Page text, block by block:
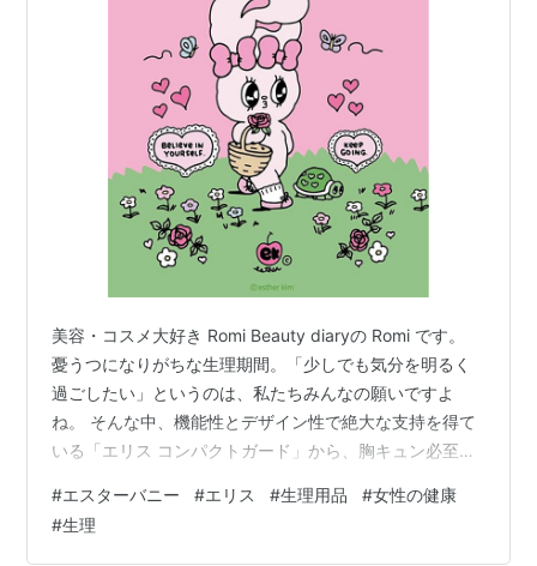
美容・コスメ大好き Romi Beauty diaryの Romi です。
憂うつになりがちな生理期間。「少しでも気分を明るく
過ごしたい」というのは、私たちみんなの願いですよ
ね。 そんな中、機能性とデザイン性で絶大な支持を得て
いる「エリス コンパクトガード」から、胸キュン必至の
キャラクター「エスターバニー（Esther Bunny）」との
初コラボデザインについて、その魅力とこだわりを詳し
#エスターバニー #エリス #生理用品 #女性の健康
#生理